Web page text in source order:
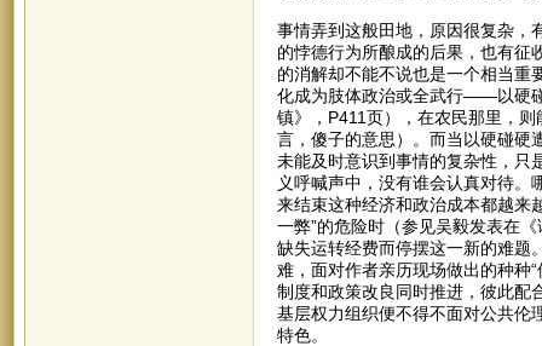
事情弄到这般田地，原因很复杂，
的悖德行为所酿成的后果，也有征
的消解却不能不说也是一个相当重
化成为肢体政治或全武行——以硬
镇》，P411页），在农民那里，
言，傻子的意思）。而当以硬碰硬
未能及时意识到事情的复杂性，只
义呼喊声中，没有谁会认真对待
来结束这种经济和政治成本都越来
一弊”的危险时（参见吴毅发表在
缺失运转经费而停摆这一新的难题
难，面对作者亲历现场做出的种种
制度和政策改良同时推进，彼此配
基层权力组织便不得不面对公共伦
特色。